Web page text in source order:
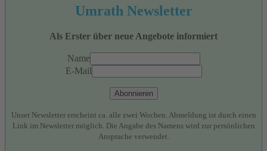
Umrath Newsletter
Als Erster über neue Angebote informiert
Name
E-Mail
Abonnieren
Unser Newsletter erscheint ca. alle zwei Wochen. Abmeldung ist durch einen
Link im Newsletter möglich. Die Angabe des Namens wird zur persönlichen
Ansprache verwendet.